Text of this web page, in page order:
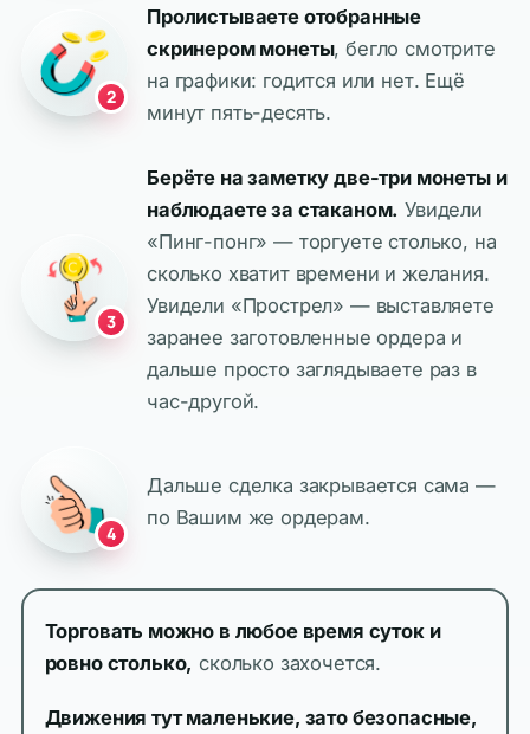
2
Пролистываете отобранные
скринером монеты, бегло смотрите
на графики: годится или нет. Ещё
минут пять-десять.
3
Берёте на заметку две-три монеты и
наблюдаете за стаканом. Увидели
«Пинг-понг» — торгуете столько, на
сколько хватит времени и желания.
Увидели «Прострел» — выставляете
заранее заготовленные ордера и
дальше просто заглядываете раз в
час-другой.
4
Дальше сделка закрывается сама —
по Вашим же ордерам.
Торговать можно в любое время суток и
ровно столько, сколько захочется.
Движения тут маленькие, зато безопасные,